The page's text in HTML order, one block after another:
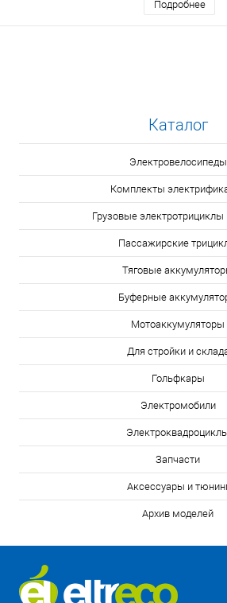
Подробнее
Каталог
Электровелосипеды
Комплекты
Грузовые
Пассажирские
Тяговые
Буферные
Мотоаккумуляторы
Для стройки и
Гольфкары
Электромобили
Запчасти
Аксессуары и
Архив моделей